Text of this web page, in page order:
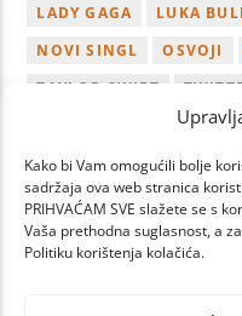
Kako bi Vam omogućili bolje
sadržaja ova web stranica
PRIHVAĆAM SVE slažete se s
Vaša prethodna suglasnost, a
Politiku korištenja kolačića.
LADY GAGA
LUKA
NOVI SINGL
OSVOJI
TAYLOR SWIFT